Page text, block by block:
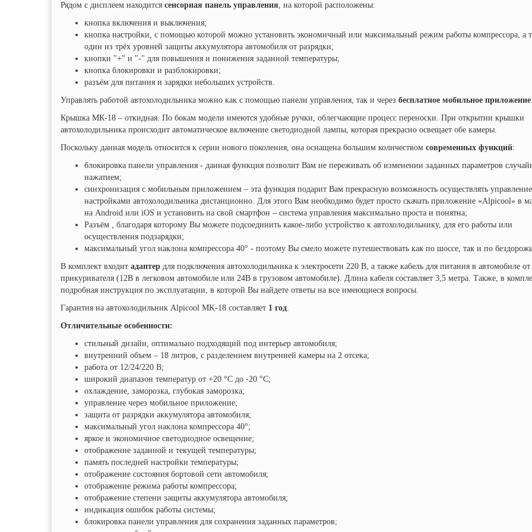
Рядом с дисплеем находится сенсорная панель управления, на которой расположены:
кнопка включения и выключения;
кнопка настройки, с помощью которой можно установить экономичный или максимальный режим работы компрессора, а
один из трёх уровней защиты аккумулятора автомобиля от разрядки;
кнопки "+" и "-" для повышения и понижения заданной температуры;
кнопка блокировки и разблокировки;
разъём для питания и зарядки небольших устройств.
Управлять работой автохолодильника можно как с помощью панели управления, так и через бесплатное мобильное приложение.
Крышка МК-18 – откидная. По бокам модели имеются удобные ручки, облегчающие процесс переноски. При открытии крышки
автохолодильника происходит автоматическое включение светодиодной лампы, которая прекрасно освещает обе камеры.
Поскольку данная модель относится к серии нового поколения, она оснащена большим количеством современных функций:
блокировка панели управления - данная функция позволит Вам не переживать об изменении заданных параметров
нажатием;
синхронизация с мобильным приложением – эта функция подарит Вам прекрасную возможность осуществлять управление
настройками автохолодильника дистанционно. Для этого Вам необходимо будет просто скачать приложение «Alpicool» в
на Android или iOS и установить на свой смартфон – система управления максимально проста и понятна;
Разъём , благодаря которому Вы можете подсоединить какое-либо устройство к автохолодильнику, для его работы или
осуществления подзарядки;
максимальный угол наклона компрессора 40° - поэтому Вы смело можете путешествовать как по шоссе, так и по
В комплект входит адаптер для подключения автохолодильника к электросети 220 В, а также кабель для питания в автомобиле от
прикуривателя (12В в легковом автомобиле или 24В в грузовом автомобиле). Длина кабеля составляет 3,5 метра. Также, в
подробная инструкция по эксплуатации, в которой Вы найдете ответы на все имеющиеся вопросы.
Гарантия на автохолодильник Alpicool MK-18 составляет 1 год.
Отличительные особенности:
стильный дизайн, оптимально подходящий под интерьер автомобиля;
внутренний объем – 18 литров, с разделением внутренней камеры на 2 отсека;
работа от 12/24/220 В;
широкий диапазон температур от +20 °C до -20 °C;
охлаждение, заморозка, глубокая заморозка;
управление через мобильное приложение;
защита от разрядки аккумулятора автомобиля;
максимальный угол наклона компрессора 40°;
яркое и экономичное светодиодное освещение;
отображение заданной и текущей температуры;
память последней настройки температуры;
отображение состояния бортовой сети автомобиля;
отображение режима работы компрессора;
отображение степени защиты аккумулятора автомобиля;
индикация ошибок работы системы;
блокировка панели управления для сохранения заданных параметров;